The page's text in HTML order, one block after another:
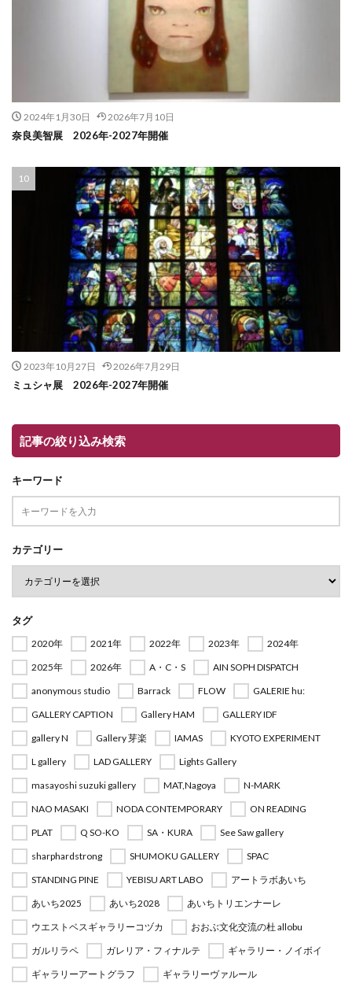
2024年1月30日 2026年7月10日
奈良美智展 2026年-2027年開催
2023年10月27日 2026年7月29日
ミュシャ展 2026年-2027年開催
記事の絞り込み検索
キーワード
カテゴリー
タグ
2020年 2021年 2022年 2023年
2024年
2025年
2026年 A・C・S
AIN SOPH DISPATCH
anonymous studio
Barrack FLOW
GALERIE hu:
GALLERY CAPTION
Gallery HAM
GALLERY IDF
gallery N
Gallery 芽楽 IAMAS
KYOTO EXPERIMENT
L gallery
LAD GALLERY
Lights Gallery
masayoshi suzuki gallery
MAT,Nagoya
N-MARK
NAO MASAKI
NODA CONTEMPORARY
ON READING
PLAT
Q SO-KO SA・KURA
See Saw gallery
sharphardstrong
SHUMOKU GALLERY
SPAC
STANDING PINE
YEBISU ART LABO
アートラボあいち
あいち2025
あいち2028
あいちトリエンナーレ
ウエストベスギャラリーコヅカ
おおぶ文化交流の杜 allobu
ガルリラペ
ガレリア・フィナルテ
ギャラリー・ノイボイ
ギャラリーアートグラフ
ギャラリーヴァルール